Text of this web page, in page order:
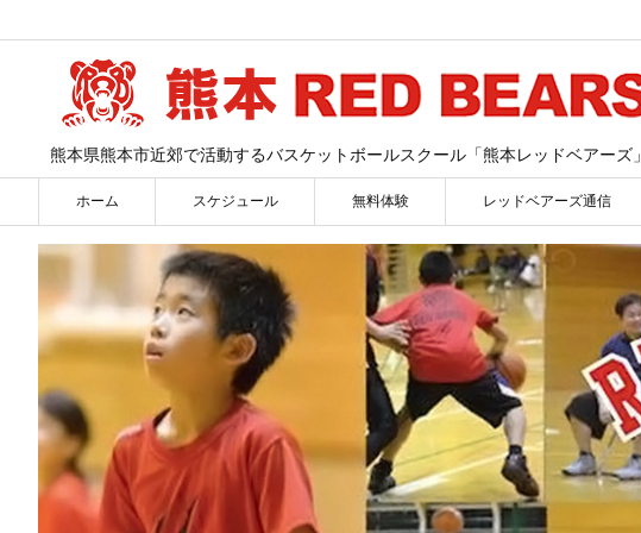
熊本県熊本市近郊で活動するバスケットボールスクール「熊本レッドベアーズ」
ホーム スケジュール 無料体験 レッドベアーズ通信